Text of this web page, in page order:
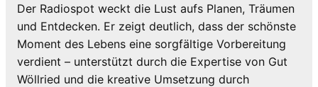
Der Radiospot weckt die Lust aufs Planen, Träumen
und Entdecken. Er zeigt deutlich, dass der schönste
Moment des Lebens eine sorgfältige Vorbereitung
verdient – unterstützt durch die Expertise von Gut
Wöllried und die kreative Umsetzung durch